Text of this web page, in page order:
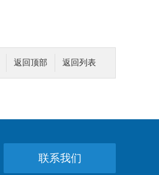
返回列表
返回顶部
联系我们